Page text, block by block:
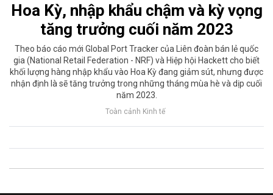
Hoa Kỳ, nhập khẩu chậm và kỳ vọng
tăng trưởng cuối năm 2023
Theo báo cáo mới Global Port Tracker của Liên đoàn bán lẻ quốc
gia (National Retail Federation - NRF) và Hiệp hội Hackett cho biết
khối lượng hàng nhập khẩu vào Hoa Kỳ đang giảm sút, nhưng được
nhận định là sẽ tăng trưởng trong những tháng mùa hè và dịp cuối
năm 2023.
Toàn cảnh Kinh tế